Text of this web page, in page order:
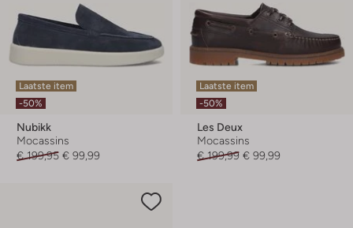
Laatste item
-50%
Nubikk
Mocassins
€ 199,95 € 99,99
Laatste item
-50%
Les Deux
Mocassins
€ 199,99 € 99,99